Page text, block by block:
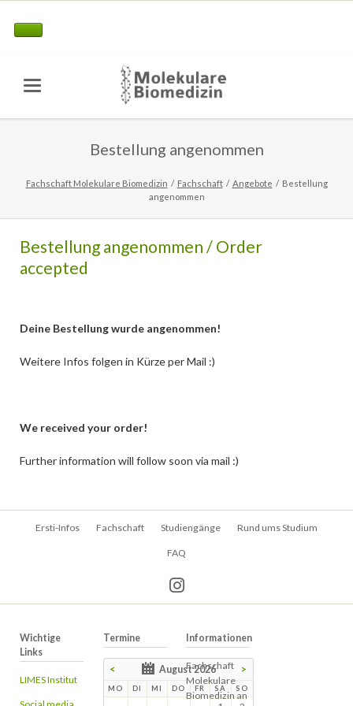
Bestellung angenommen
Fachschaft Molekulare Biomedizin Fachschaft Angebote
Bestellung
angenommen
Bestellung angenommen / Order
accepted
Deine Bestellung wurde angenommen!
Weitere Infos folgen in Kürze per Mail :)
We received your order!
Further information will follow soon via mail :)
Navigation
Ersti-Infos Fachschaft Studiengänge Rund ums Studium
FAQ
Wichtige
Links
LIMES Institut
Termine
< August 2026 >
MO DI MI DO FR SA SO
Informationen
Fachschaft
Molekulare
Biomedizin an